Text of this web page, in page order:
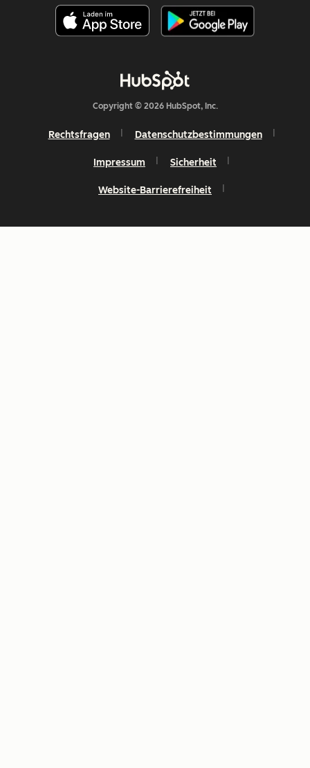
Copyright © 2026 HubSpot, Inc.
Rechtsfragen Datenschutzbestimmungen
Impressum Sicherheit
Website-Barrierefreiheit